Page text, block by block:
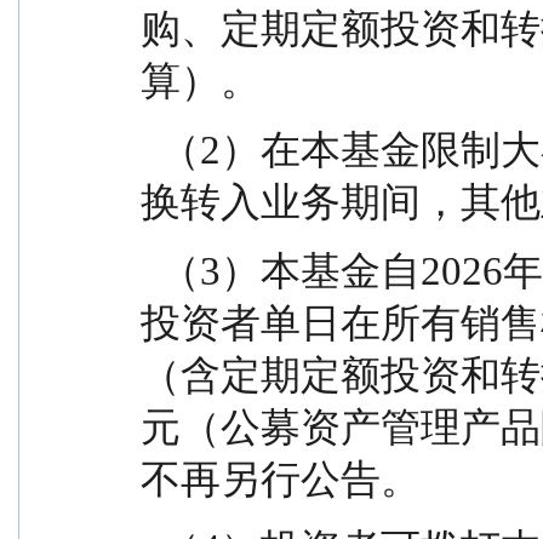
购、定期定额投资和
算）。
换转入业务期间，其
投资者单日在所有销
（含定期定额投资和
元（公募资产管理产
不再另行公告。